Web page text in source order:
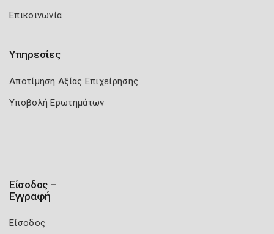
Επικοινωνία
Υπηρεσίες
Αποτίμηση Αξίας Επιχείρησης
Υποβολή Ερωτημάτων
Είσοδος –
Εγγραφή
Είσοδος